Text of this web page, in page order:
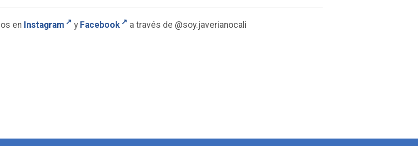
en Instagram y Facebook a través de @soy.javerianocali